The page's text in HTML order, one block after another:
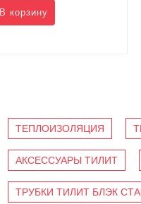
В корзину
ТЕПЛОИЗОЛЯЦИЯ
АКСЕССУАРЫ ТИЛИТ
ТРУБКИ ТИЛИТ БЛЭК